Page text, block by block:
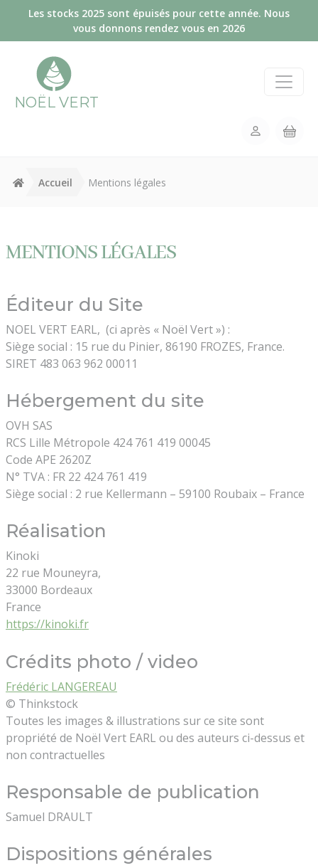
Panneau de gestion des cookies
Les stocks 2025 sont épuisés pour cette année. Nous
vous donnons rendez vous en 2026
NOËL VERT
Accueil Mentions légales
MENTIONS LÉGALES
Éditeur du Site
NOEL VERT EARL, (ci après « Noël Vert ») :
Siège social : 15 rue du Pinier, 86190 FROZES, France.
SIRET 483 063 962 00011
Hébergement du site
OVH SAS
RCS Lille Métropole 424 761 419 00045
Code APE 2620Z
N° TVA : FR 22 424 761 419
Siège social : 2 rue Kellermann – 59100 Roubaix – France
Réalisation
Kinoki
22 rue Mouneyra,
33000 Bordeaux
France
https://kinoki.fr
Crédits photo / video
Frédéric LANGEREAU
© Thinkstock
Toutes les images & illustrations sur ce site sont
propriété de Noël Vert EARL ou des auteurs ci-dessus et
non contractuelles
Responsable de publication
Samuel DRAULT
Dispositions générales